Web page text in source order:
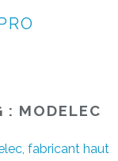
: MODELEC
fabricant haut